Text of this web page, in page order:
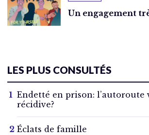
Un engagement
LES PLUS CONSULTÉS
Endetté en prison: l’autoroute
récidive?
Éclats de famille